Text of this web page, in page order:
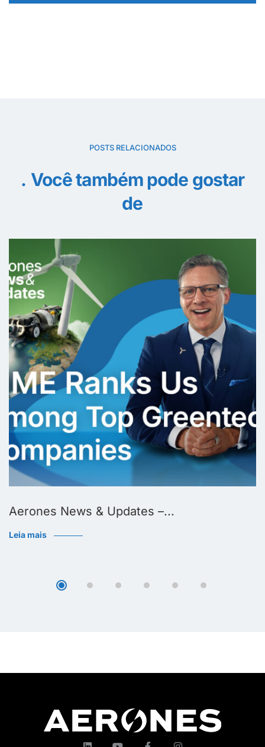
POSTS RELACIONADOS
Você também pode gostar
de
Aerones News & Updates –...
Leia mais